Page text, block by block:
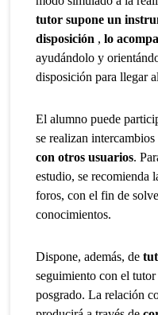
tutor supone un
disposición ,lo
ayudándolo y
disposición para llegar
El alumno puede
se realizan
con otros usuarios.
estudio, se recomienda
foros, con el fin de
conocimientos.
Dispone, además, de
seguimiento con el
posgrado. La relación